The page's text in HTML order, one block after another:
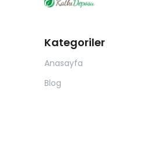
Kategoriler
Anasayfa
Blog